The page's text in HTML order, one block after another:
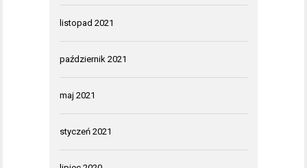
listopad 2021
październik 2021
maj 2021
styczeń 2021